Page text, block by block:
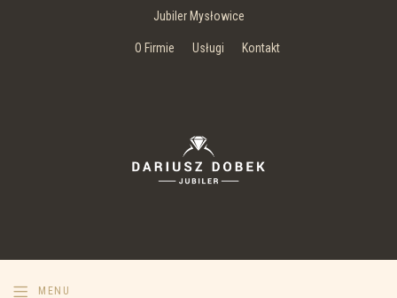
Jubiler Mysłowice
O Firmie Usługi Kontakt
MENU